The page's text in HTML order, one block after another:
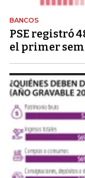
BANCOS
PSE registró
el primer